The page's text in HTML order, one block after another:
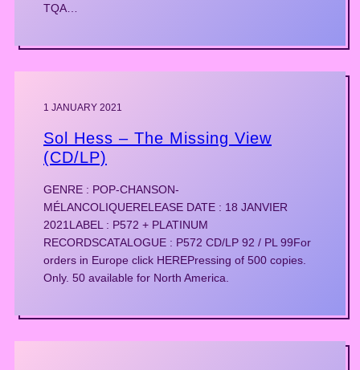
TQA…
1 JANUARY 2021
Sol Hess – The Missing View
(CD/LP)
GENRE : POP-CHANSON-
MÉLANCOLIQUERELEASE DATE : 18 JANVIER
2021LABEL : P572 + PLATINUM
RECORDSCATALOGUE : P572 CD/LP 92 / PL 99For
orders in Europe click HEREPressing of 500 copies.
Only. 50 available for North America.